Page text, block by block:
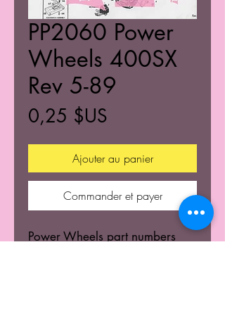
PP2060 Power
Wheels 400SX
Rev 5-89
0,25 $US
Ajouter au panier
Commander et payer
Power Wheels part numbers